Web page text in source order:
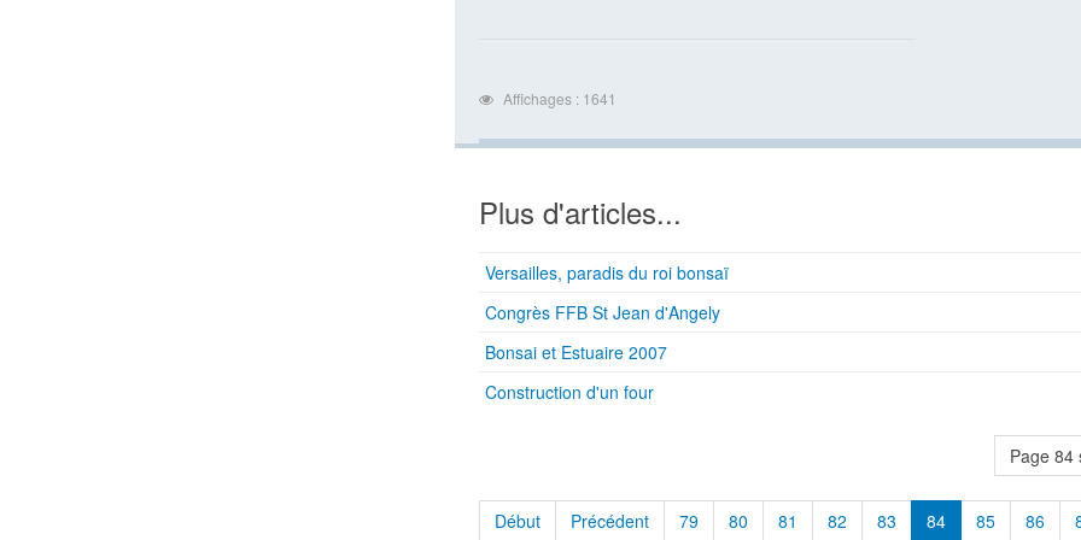
Affichages : 1641
Plus d'articles...
Versailles, paradis du roi bonsaï
Congrès FFB St Jean d'Angely
Bonsai et Estuaire 2007
Construction d'un four
Page 84
Début Précédent 79 80 81 82 83 84 85 86